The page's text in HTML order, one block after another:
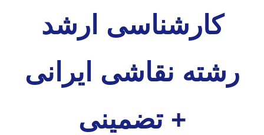
کارشناسی ارشد
رشته نقاشی ایرانی
+ تضمینی